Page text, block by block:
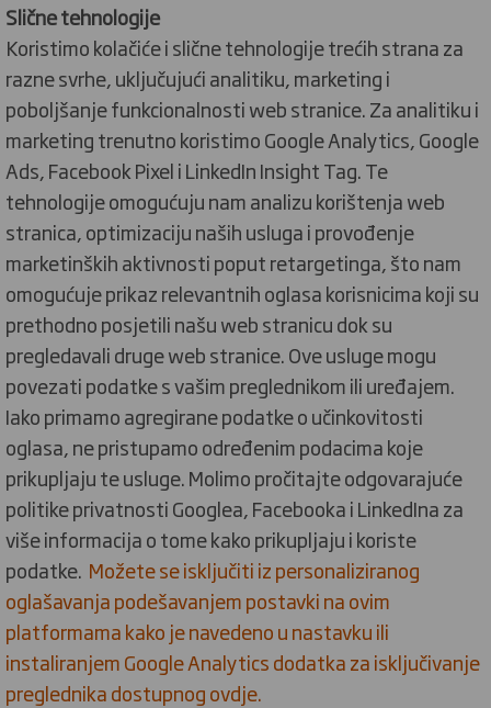
Slične tehnologije
Koristimo kolačiće i slične tehnologije trećih strana za
razne svrhe, uključujući analitiku, marketing i
poboljšanje funkcionalnosti web stranice. Za analitiku i
marketing trenutno koristimo Google Analytics, Google
Ads, Facebook Pixel i LinkedIn Insight Tag. Te
tehnologije omogućuju nam analizu korištenja web
stranica, optimizaciju naših usluga i provođenje
marketinških aktivnosti poput retargetinga, što nam
omogućuje prikaz relevantnih oglasa korisnicima koji su
prethodno posjetili našu web stranicu dok su
pregledavali druge web stranice. Ove usluge mogu
povezati podatke s vašim preglednikom ili uređajem.
Iako primamo agregirane podatke o učinkovitosti
oglasa, ne pristupamo određenim podacima koje
prikupljaju te usluge. Molimo pročitajte odgovarajuće
politike privatnosti Googlea, Facebooka i LinkedIna za
više informacija o tome kako prikupljaju i koriste
podatke. Možete se isključiti iz personaliziranog
oglašavanja podešavanjem postavki na ovim
platformama kako je navedeno u nastavku ili
instaliranjem Google Analytics dodatka za isključivanje
preglednika dostupnog ovdje.